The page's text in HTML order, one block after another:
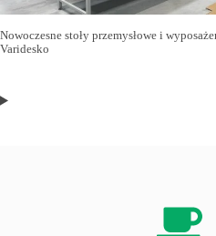
Nowoczesne stoły przemysłowe i
Varidesko